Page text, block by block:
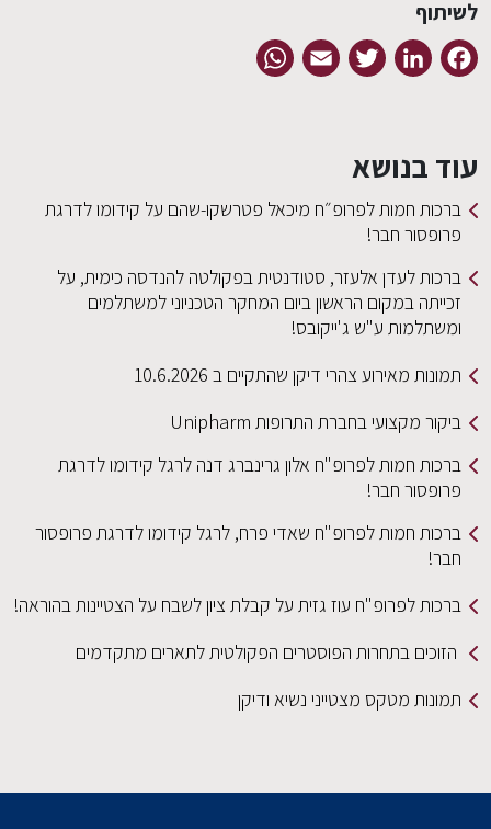
לשיתוף
Facebook
LinkedIn
Twitter
Email
עוד בנושא
ברכות חמות לפרופ״ח מיכאל פטרשקו-שהם על קידומו לדרגת
פרופסור חבר!
ברכות לעדן אלעזר, סטודנטית בפקולטה להנדסה כימית, על
זכייתה במקום הראשון ביום המחקר הטכניוני למשתלמים
ומשתלמות ע"ש ג'ייקובס!
תמונות מאירוע צהרי דיקן שהתקיים ב 10.6.2026
ביקור מקצועי בחברת התרופות Unipharm
ברכות חמות לפרופ"ח אלון גרינברג דנה לרגל קידומו לדרגת
פרופסור חבר!
ברכות חמות לפרופ"ח שאדי פרח, לרגל קידומו לדרגת פרופסור
חבר!
ברכות לפרופ"ח עוז גזית על קבלת ציון לשבח על הצטיינות בהוראה!
הזוכים בתחרות הפוסטרים הפקולטית לתארים מתקדמים
תמונות מטקס מצטייני נשיא ודיקן